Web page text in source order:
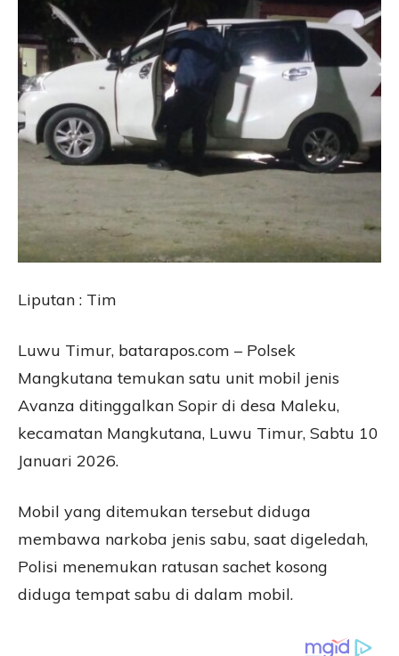
Liputan : Tim
Luwu Timur, batarapos.com – Polsek
Mangkutana temukan satu unit mobil jenis
Avanza ditinggalkan Sopir di desa Maleku,
kecamatan Mangkutana, Luwu Timur, Sabtu 10
Januari 2026.
Mobil yang ditemukan tersebut diduga
membawa narkoba jenis sabu, saat digeledah,
Polisi menemukan ratusan sachet kosong
diduga tempat sabu di dalam mobil.